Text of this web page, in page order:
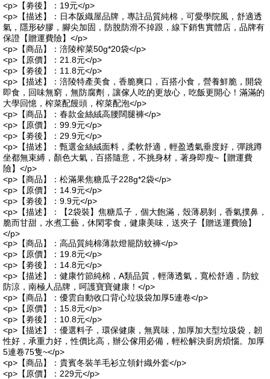
<p>【劵後】：19元</p>
<p>【描述】：日本阪織屋品牌，專註品質純棉，可愛學院風，舒適透
氣，隱形矽膠，腳尖加固，防脫防滑不掉跟，線下銷售實體店，品牌有
保證【贈運費險】</p>
<p>【商品】：涪陵榨菜50g*20袋</p>
<p>【原價】：21.8元</p>
<p>【劵後】：11.8元</p>
<p>【描述】：涪陵特產美食，香脆爽口，百搭小食，營養鮮脆，開袋
即食，回味無窮，無防腐劑，讓傢人吃的更放心，吃飯更開心！滿滿的
大學回憶，榨菜配饅頭，榨菜配泡</p>
<p>【商品】：春款金絲絨高腰闊腿褲</p>
<p>【原價】：99.9元</p>
<p>【劵後】：29.9元</p>
<p>【描述】：甄選金絲絨面料，柔軟舒適，輕盈透氣垂度好，彈跳蹲
坐都無束縛，顏色大氣，百搭隨意，不挑身材，著身即瘦~【贈運費
險】</p>
<p>【商品】：松滿果焦糖瓜子228g*2袋</p>
<p>【原價】：14.9元</p>
<p>【劵後】：9.9元</p>
<p>【描述】：【2袋裝】焦糖瓜子，個大飽滿，殼薄易剝，香氣撲鼻，
脆而甘甜，水煮工藝，休閑零食，健康美味，送夾子【贈送運費險】
</p>
<p>【商品】：高品質純棉薄款燈籠防蚊褲</p>
<p>【原價】：19.8元</p>
<p>【劵後】：14.8元</p>
<p>【描述】：健康竹節純棉，A類品質，輕薄透氣，寬松舒適，防蚊
防涼，南極人品牌，呵護寶寶健康！</p>
<p>【商品】：優雲自動收口背心垃圾袋加厚5連卷</p>
<p>【原價】：15.8元</p>
<p>【劵後】：10.8元</p>
<p>【描述】：優選料子，環保健康，無異味，加厚加大型垃圾袋，韌
性好，承重力好，性價比高，辦公傢用必備，輕松解決廚房煩惱。加厚
5連卷75隻~</p>
<p>【商品】：貴賓冬裝羊毛衫立領針織外套</p>
<p>【原價】：229元</p>